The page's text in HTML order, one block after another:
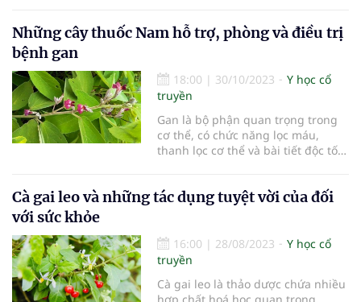
bệnh gan ngày càng tăng cao
Những cây thuốc Nam hỗ trợ, phòng và điều trị
bệnh gan
18:00 | 30/10/2023
Y học cổ
truyền
Gan là bộ phận quan trọng trong
cơ thể, có chức năng lọc máu,
thanh lọc cơ thể và bài tiết độc tố.
tổn thương và suy giảm chức
Cà gai leo và những tác dụng tuyệt vời của đối
với sức khỏe
16:00 | 28/08/2023
Y học cổ
truyền
Cà gai leo là thảo dược chứa nhiều